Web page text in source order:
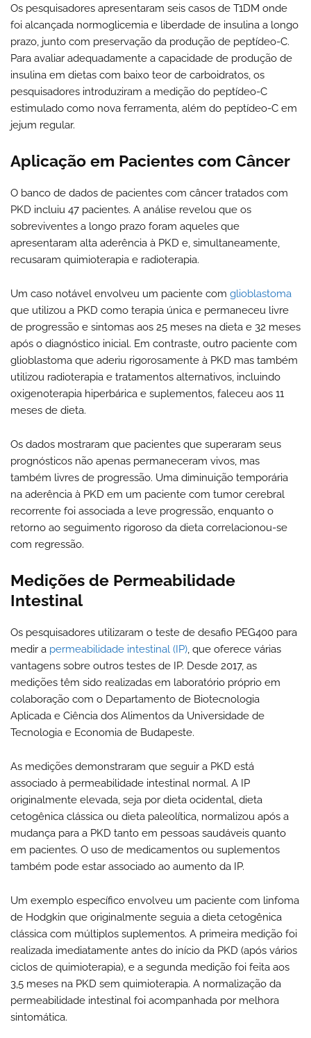
Os pesquisadores apresentaram seis casos de T1DM onde
foi alcançada normoglicemia e liberdade de insulina a longo
prazo, junto com preservação da produção de peptídeo-C.
Para avaliar adequadamente a capacidade de produção de
insulina em dietas com baixo teor de carboidratos, os
pesquisadores introduziram a medição do peptídeo-C
estimulado como nova ferramenta, além do peptídeo-C em
jejum regular.
Aplicação em Pacientes com Câncer
O banco de dados de pacientes com câncer tratados com
PKD incluiu 47 pacientes. A análise revelou que os
sobreviventes a longo prazo foram aqueles que
apresentaram alta aderência à PKD e, simultaneamente,
recusaram quimioterapia e radioterapia.
Um caso notável envolveu um paciente com glioblastoma
que utilizou a PKD como terapia única e permaneceu livre
de progressão e sintomas aos 25 meses na dieta e 32 meses
após o diagnóstico inicial. Em contraste, outro paciente com
glioblastoma que aderiu rigorosamente à PKD mas também
utilizou radioterapia e tratamentos alternativos, incluindo
oxigenoterapia hiperbárica e suplementos, faleceu aos 11
meses de dieta.
Os dados mostraram que pacientes que superaram seus
prognósticos não apenas permaneceram vivos, mas
também livres de progressão. Uma diminuição temporária
na aderência à PKD em um paciente com tumor cerebral
recorrente foi associada a leve progressão, enquanto o
retorno ao seguimento rigoroso da dieta correlacionou-se
com regressão.
Medições de Permeabilidade
Intestinal
Os pesquisadores utilizaram o teste de desafio PEG400 para
medir a permeabilidade intestinal (IP), que oferece várias
vantagens sobre outros testes de IP. Desde 2017, as
medições têm sido realizadas em laboratório próprio em
colaboração com o Departamento de Biotecnologia
Aplicada e Ciência dos Alimentos da Universidade de
Tecnologia e Economia de Budapeste.
As medições demonstraram que seguir a PKD está
associado à permeabilidade intestinal normal. A IP
originalmente elevada, seja por dieta ocidental, dieta
cetogênica clássica ou dieta paleolítica, normalizou após a
mudança para a PKD tanto em pessoas saudáveis quanto
em pacientes. O uso de medicamentos ou suplementos
também pode estar associado ao aumento da IP.
Um exemplo específico envolveu um paciente com linfoma
de Hodgkin que originalmente seguia a dieta cetogênica
clássica com múltiplos suplementos. A primeira medição foi
realizada imediatamente antes do início da PKD (após vários
ciclos de quimioterapia), e a segunda medição foi feita aos
3,5 meses na PKD sem quimioterapia. A normalização da
permeabilidade intestinal foi acompanhada por melhora
sintomática.